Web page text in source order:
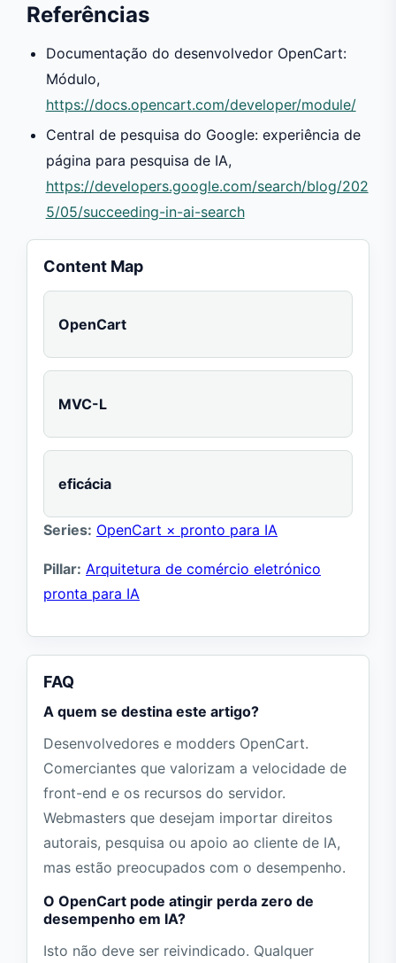
Referências
Documentação do desenvolvedor OpenCart:
Módulo,
https://docs.opencart.com/developer/module/
Central de pesquisa do Google: experiência de
página para pesquisa de IA,
https://developers.google.com/search/blog/202
5/05/succeeding-in-ai-search
Content Map
OpenCart
MVC-L
eficácia
Series: OpenCart × pronto para IA
Pillar: Arquitetura de comércio eletrónico
pronta para IA
FAQ
A quem se destina este artigo?
Desenvolvedores e modders OpenCart.
Comerciantes que valorizam a velocidade de
front-end e os recursos do servidor.
Webmasters que desejam importar direitos
autorais, pesquisa ou apoio ao cliente de IA,
mas estão preocupados com o desempenho.
O OpenCart pode atingir perda zero de
desempenho em IA?
Isto não deve ser reivindicado. Qualquer